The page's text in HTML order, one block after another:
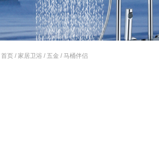
首页/ 家居卫浴 / 五金 / 马桶伴侣